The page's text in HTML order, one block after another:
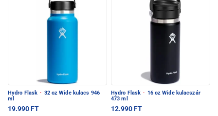
Hydro Flask · 32 oz Wide kulacs 946
ml
19.990 FT
Hydro Flask · 16 oz Wide kulacszár
473 ml
12.990 FT